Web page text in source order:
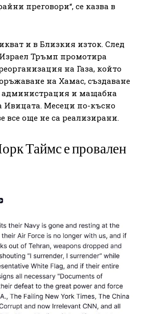
преговори“, се казва в
и в Близкия изток. След
Тръмп промотира
на Газа, който
на Хамас, създаване
и мащабна
Ивицата. Месеци по-късно
все още не са реализирани.
Таймс е провален